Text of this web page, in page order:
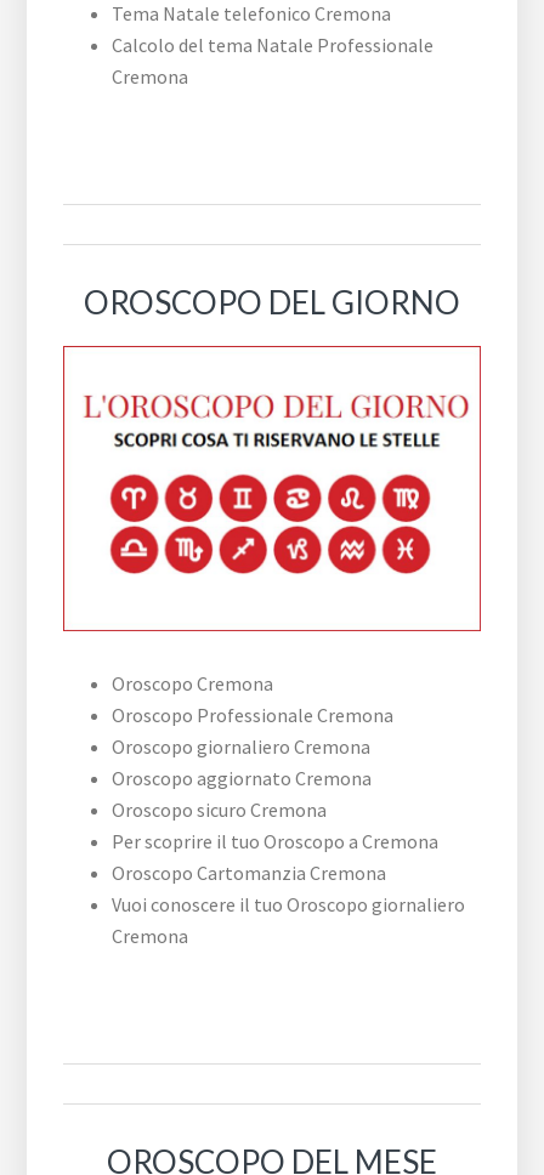
Tema Natale telefonico Cremona
Calcolo del tema Natale Professionale
Cremona
OROSCOPO DEL GIORNO
Oroscopo Cremona
Oroscopo Professionale Cremona
Oroscopo giornaliero Cremona
Oroscopo aggiornato Cremona
Oroscopo sicuro Cremona
Per scoprire il tuo Oroscopo a Cremona
Oroscopo Cartomanzia Cremona
Vuoi conoscere il tuo Oroscopo giornaliero
Cremona
OROSCOPO DEL MESE